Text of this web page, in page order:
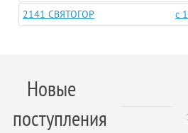
2141 СВЯТОГОР
c
Новые
поступления